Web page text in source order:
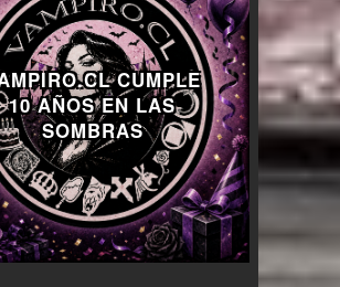
CUMPLE
10 AÑOS EN LAS
SOMBRAS